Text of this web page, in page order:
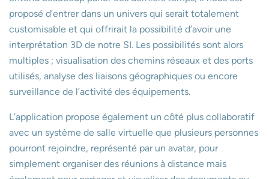
proposé d’entrer dans un univers qui serait totalement
customisable et qui offrirait la possibilité d’avoir une
interprétation 3D de notre SI. Les possibilités sont alors
multiples ; visualisation des chemins réseaux et des ports
utilisés, analyse des liaisons géographiques ou encore
surveillance de l’activité des équipements.
L’application propose également un côté plus collaboratif
avec un système de salle virtuelle que plusieurs personnes
pourront rejoindre, représenté par un avatar, pour
simplement organiser des réunions à distance mais